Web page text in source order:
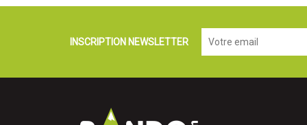
INSCRIPTION NEWSLETTER